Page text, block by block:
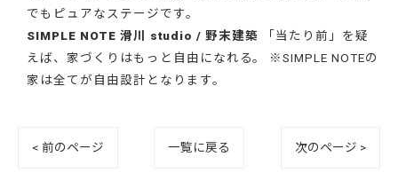
でもピュアなステージです。
SIMPLE NOTE 滑川 studio / 野末建築
「当たり前」を疑
えば、家づくりはもっと自由になれる。 ※SIMPLE NOTEの
家は全てが自由設計となります。
< 前のページ 一覧に戻る 次のページ >